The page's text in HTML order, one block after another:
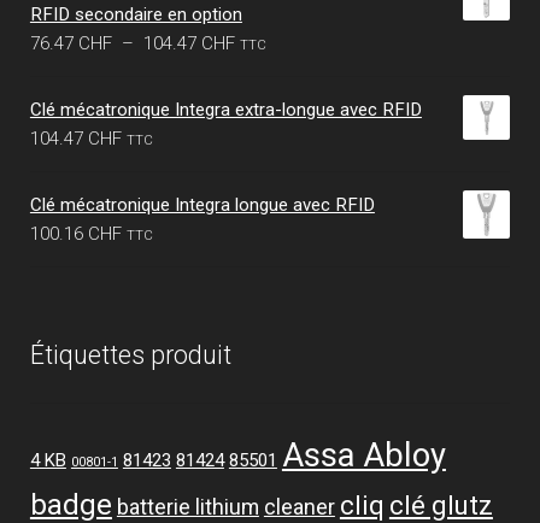
RFID secondaire en option
76.47 CHF – 104.47 CHFPlage
prix :
TTC
Clé mécatronique Integra extra-longue avec RFID
104.47 CHF TTC
Clé mécatronique Integra longue avec RFID
100.16 CHF TTC
Étiquettes produit
4 KB 00801-1 81423 81424 85501 Assa Abloy
badge batterie lithium cleaner cliq clé glutz